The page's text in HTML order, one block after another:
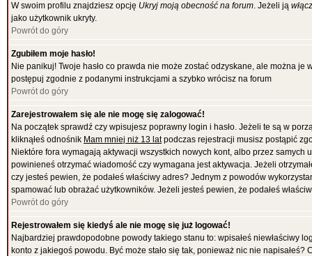
W swoim profilu znajdziesz opcję Ukryj moją obecność na forum. Jeżeli ją
jako użytkownik ukryty.
Powrót do góry
Zgubiłem moje hasło!
Nie panikuj! Twoje hasło co prawda nie może zostać odzyskane, ale można
postępuj zgodnie z podanymi instrukcjami a szybko wrócisz na forum
Powrót do góry
Zarejestrowałem się ale nie mogę się zalogować!
Na początek sprawdź czy wpisujesz poprawny login i hasło. Jeżeli te są w
kliknąłeś odnośnik Mam mniej niż 13 latpodczas rejestracji musisz postąpić
Niektóre fora wymagają aktywacji wszystkich nowych kont, albo przez
powinieneś otrzymać wiadomość czy wymagana jest aktywacja. Jeżeli
czy jesteś pewien, że podałeś właściwy adres? Jednym z powodów
spamować lub obrażać użytkowników. Jeżeli jesteś pewien, że podałeś
Powrót do góry
Rejestrowałem się kiedyś ale nie mogę się już logować!
Najbardziej prawdopodobne powody takiego stanu to: wpisałeś niewłaściwy
konto z jakiegoś powodu. Być może stało się tak, ponieważ nic nie